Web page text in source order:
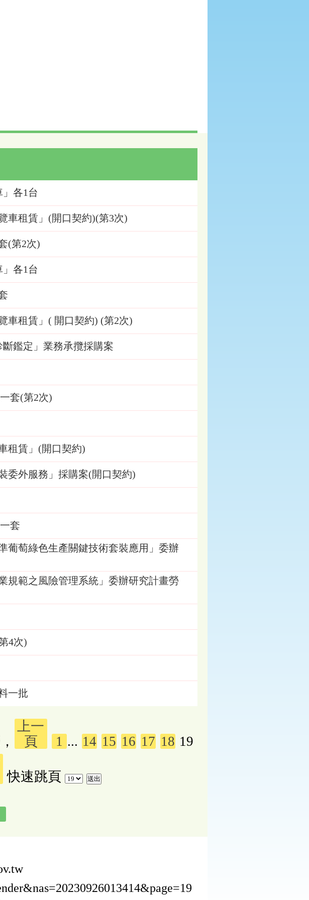
」各1台
車租賃」(開口契約)(第3次)
(第2次)
」各1台
車租賃」( 開口契約) (第2次)
斷鑑定」業務承攬採購案
套(第2次)
租賃」(開口契約)
委外服務」採購案(開口契約)
套
葡萄綠色生產關鍵技術套裝應用」委辦
規範之風險管理系統」委辦研究計畫勞
4次)
一批
上一
頁
1 ... 14 15 16 17 18 19
快速跳頁